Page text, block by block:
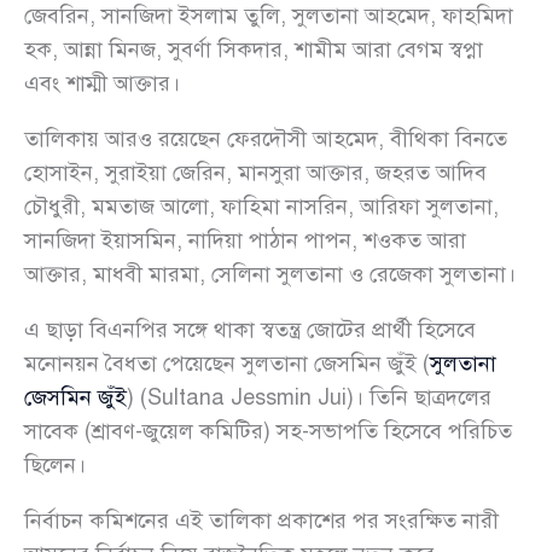
জেবরিন, সানজিদা ইসলাম তুলি, সুলতানা আহমেদ, ফাহমিদা
হক, আন্না মিনজ, সুবর্ণা সিকদার, শামীম আরা বেগম স্বপ্না
এবং শাম্মী আক্তার।
তালিকায় আরও রয়েছেন ফেরদৌসী আহমেদ, বীথিকা বিনতে
হোসাইন, সুরাইয়া জেরিন, মানসুরা আক্তার, জহরত আদিব
চৌধুরী, মমতাজ আলো, ফাহিমা নাসরিন, আরিফা সুলতানা,
সানজিদা ইয়াসমিন, নাদিয়া পাঠান পাপন, শওকত আরা
আক্তার, মাধবী মারমা, সেলিনা সুলতানা ও রেজেকা সুলতানা।
এ ছাড়া বিএনপির সঙ্গে থাকা স্বতন্ত্র জোটের প্রার্থী হিসেবে
মনোনয়ন বৈধতা পেয়েছেন সুলতানা জেসমিন জুঁই (সুলতানা
জেসমিন জুঁই) (Sultana Jessmin Jui)। তিনি ছাত্রদলের
সাবেক (শ্রাবণ-জুয়েল কমিটির) সহ-সভাপতি হিসেবে পরিচিত
ছিলেন।
নির্বাচন কমিশনের এই তালিকা প্রকাশের পর সংরক্ষিত নারী